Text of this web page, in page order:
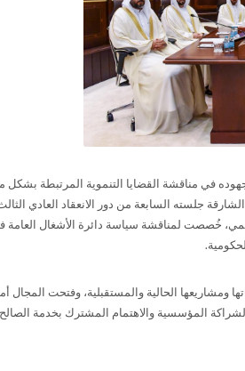
في مناقشة القضايا التنموية المرتبطة بشكل
جلسته السابعة من دور الانعقاد العادي
خُصصت لمناقشة سياسة دائرة الأشغال العامة
.
ومشاريعها الحالية والمستقبلية، وفتحت المجال
المؤسسية والاهتمام المشترك بخدمة الصالح